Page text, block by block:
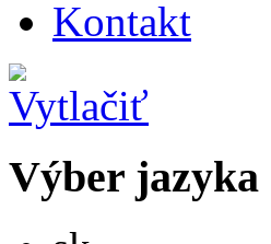
Kontakt
Výber jazyka